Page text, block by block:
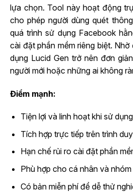
lựa chọn. Tool này hoạt động
cho phép người dùng quét
quá trình sử dụng Facebook
cài đặt phần mềm riêng biệt.
dụng Lucid Gen trở nên đơn
người mới hoặc những ai không
Điểm mạnh:
Tiện lợi và linh hoạt khi sử
Tích hợp trực tiếp trên trình
Hạn chế rủi ro cài đặt phần
Phù hợp cho cá nhân và
Có bản miễn phí để dễ thử